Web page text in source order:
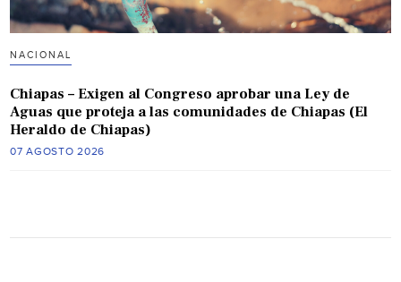
NACIONAL
Chiapas – Exigen al Congreso aprobar una Ley de
Aguas que proteja a las comunidades de Chiapas (El
Heraldo de Chiapas)
07 AGOSTO 2026